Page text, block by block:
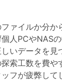
ァイルか分か
人PCやNAS
いデータを見
索工数を費や
フが疲弊して